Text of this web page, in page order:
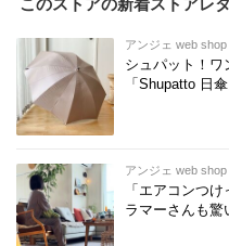
このストアの新着ストアレ
アンジェ web shop
シュパット！
「Shupatto 日傘
アンジェ web shop
「エアコンつ
ラマーさんも驚